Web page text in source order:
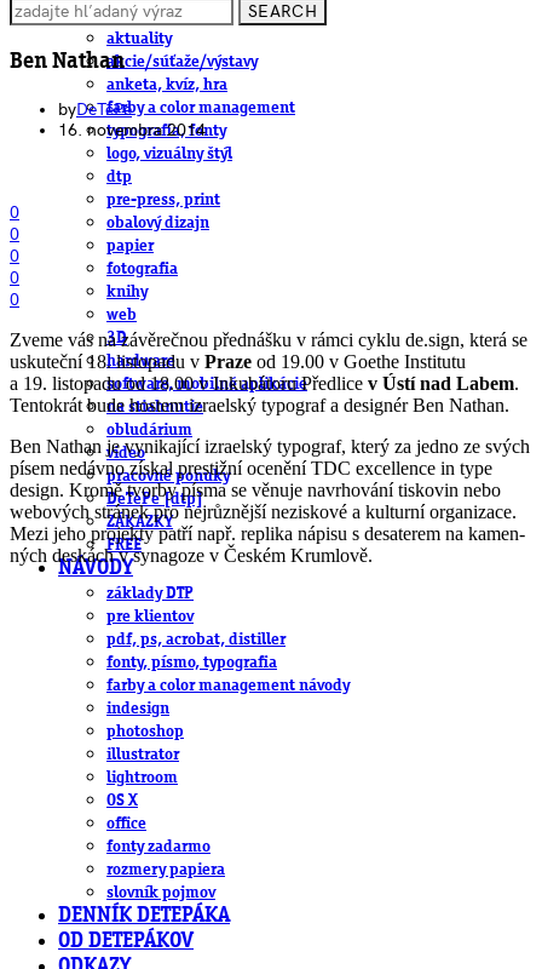
ČLÁNKY
aktuality
akcie/súťaže/výstavy
anketa, kvíz, hra
farby a color management
typografia, fonty
logo, vizuálny štýl
dtp
pre-press, print
obalový dizajn
papier
fotografia
knihy
web
3D
hardware
software, mobilné aplikácie
na stiahnutie
obludárium
video
pracovné ponuky
DeTePe [dtp]
ZÁKAZKY
FREE
NÁVODY
základy DTP
pre klientov
pdf, ps, acrobat, distiller
fonty, písmo, typografia
farby a color management návody
indesign
photoshop
illustrator
lightroom
OS X
office
fonty zadarmo
rozmery papiera
slovník pojmov
DENNÍK DETEPÁKA
OD DETEPÁKOV
SEARCH
Ben Nathan
byDeTePe
16. novembra 2014
0
0
0
0
0
Zveme vás na závě­reč­nou před­nášku v rámci cyklu de.sign, která se
usku­teční 18. lis­to­padu v Praze od 19.00 v Goethe Insti­tutu
a 19. lis­to­padu od 18.00 v Inku­bá­toru Před­lice v Ústí nad Labem.
Ten­to­krát bude hos­tem izra­el­ský typo­graf a desig­nér Ben Nathan.
Ben Nathan je vyni­ka­jící izra­el­ský typo­graf, který za jedno ze svých
písem nedávno zís­kal pres­tižní oce­něníTDC excellence in type
design. Kromě tvorby písma se věnuje navr­ho­vání tis­ko­vin nebo
webo­vých strá­nek pro nej­růz­nější neziskové a kul­turní orga­ni­zace.
Mezi jeho pro­jekty patří např. replika nápisu s desa­te­rem na kamen­
ných des­kách v syna­goze v Českém Krumlově.